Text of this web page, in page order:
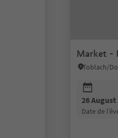
Market -
26 August
date de